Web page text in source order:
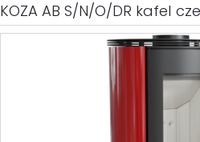
KOZA AB S/N/O/DR kafel